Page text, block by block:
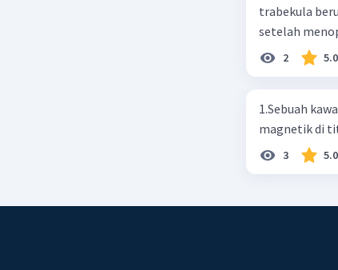
trabekula
setelah
karbonat
2 5.0
1.Sebuah
magnetik di
3 5.0